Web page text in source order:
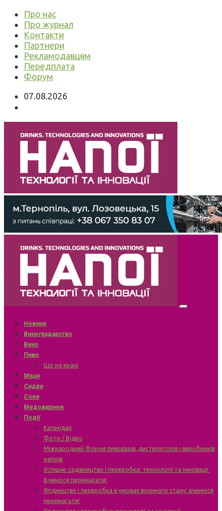
Про нас
Про журнал
Контакти
Партнери
Рекламодавцям
Передплата
Форум
07.08.2026
Новини
Виноградарство
Вино
Пиво
Що на крані
Міцні
Сидри
Соки
Медоваріння
Події
Календар
Фото / Відео
Міжнародний Форум пивоварів, дистиляторів і виробників
напоїв
Успішне садівництво і переробка: технології та інновації.
Вчимося перемагати!
Ягідництво і переробка в умовах воєнного стану: вчимося
перемагати!